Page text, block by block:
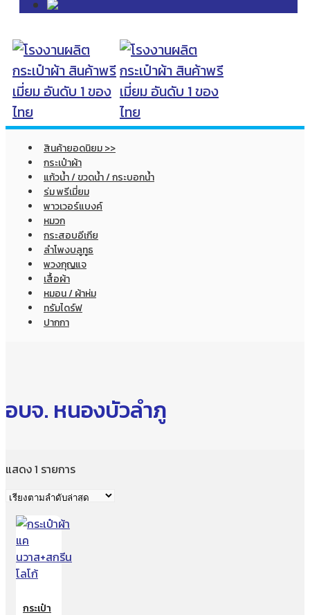
สินค้ายอดนิยม >>
กระเป๋าผ้า
แก้วน้ำ / ขวดน้ำ / กระบอกน้ำ
ร่ม พรีเมี่ยม
พาวเวอร์แบงค์
หมวก
กระสอบอีเกีย
ลำโพงบลูทูธ
พวงกุญแจ
เสื้อผ้า
หมอน / ผ้าห่ม
ทรัมไดร์ฟ
ปากกา
อบจ. หนองบัวลำภู
แสดง 1 รายการ
กระเป๋า